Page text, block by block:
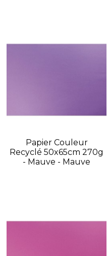
Papier Couleur
Recyclé 50x65cm 270g
- Mauve - Mauve